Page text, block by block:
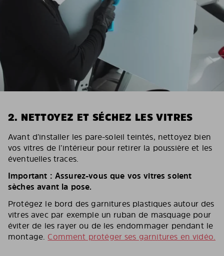
2. NETTOYEZ ET SÉCHEZ LES VITRES
Avant d’installer les pare-soleil teintés, nettoyez bien
vos vitres de l’intérieur pour retirer la poussière et les
éventuelles traces.
Important : Assurez-vous que vos vitres soient
sèches avant la pose.
Protégez le bord des garnitures plastiques autour des
vitres avec par exemple un ruban de masquage pour
éviter de les rayer ou de les endommager pendant le
montage. Comment protéger ses garnitures en vidéo.